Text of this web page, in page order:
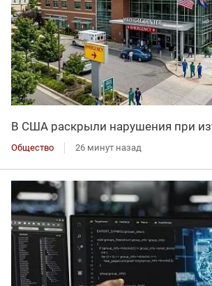
В США раскрыли нарушения при
Общество 26 минут назад